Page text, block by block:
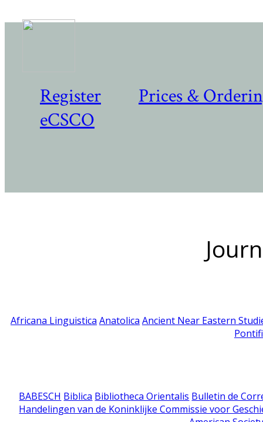
Register
Prices &
eCSCO
Africana Linguistica Anatolica Ancient Near Eastern
BABESCH Biblica Bibliotheca Orientalis Bulletin de
Handelingen van de Koninklijke Commissie voor